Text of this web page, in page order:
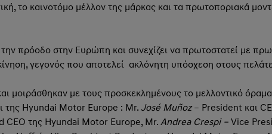
το καινοτόμο μέλλον της μάρκας και τα πρωτοποριακά
πρόοδο στην Ευρώπη και συνεχίζει να πρωτοστατεί με
γεγονός που αποτελεί ακλόνητη υπόσχεση στους
μοιράσθηκαν με τους προσκεκλημένους το μελλοντικό
της Hyundai Motor Europe : Mr. José Muñoz– President και
CEO της Hyundai Motor Europe, Mr. Andrea Crespi – Vice